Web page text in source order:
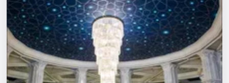
Экскурсии
Спорт
События